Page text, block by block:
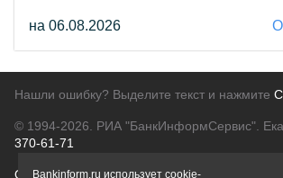
на 06.08.2026
Нашли ошибку? Выделите текст и нажмите
© 1994-2026. РИА "БанкИнформСервис".
370-61-71
О проектеПолитика конфиденциальности
Bankinform.ru использует cookie-